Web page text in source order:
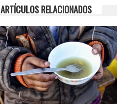
ARTÍCULOS RELACIONADOS